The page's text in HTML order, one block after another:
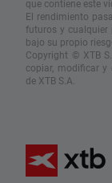
que contiene este
El rendimiento
futuros y cualquier
bajo su propio
Copyright © XTB
copiar, modificar y
de XTB S.A.